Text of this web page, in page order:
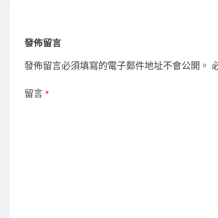
發佈留言
發佈留言必須填寫的電子郵件地址不會公開。
留言 *